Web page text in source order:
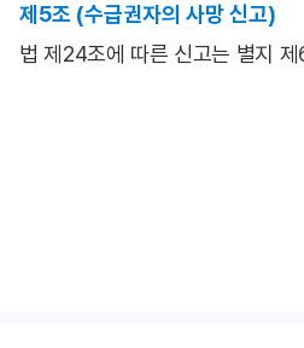
제5조 (수급권자의 사망 신고)
법 제24조에 따른 신고는 별지